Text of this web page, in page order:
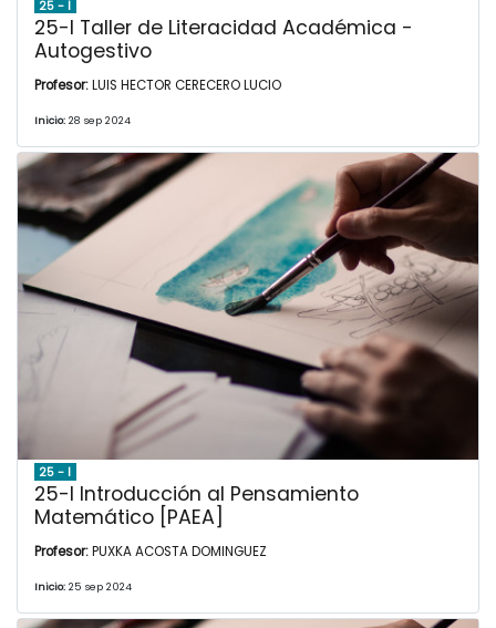
25 - I
25-I Taller de Literacidad Académica -
Autogestivo
Profesor: LUIS HECTOR CERECERO LUCIO
Inicio: 28 sep 2024
25 - I
25-I Introducción al Pensamiento
Matemático [PAEA]
Profesor:PUXKA ACOSTA DOMINGUEZ
Inicio: 25 sep 2024